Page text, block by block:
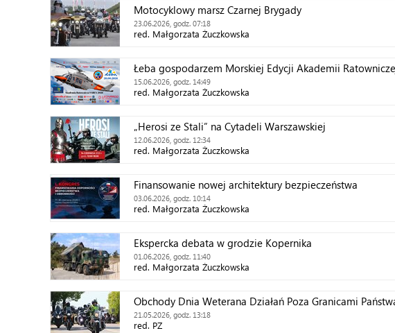
Motocyklowy marsz Czarnej Brygady
23.06.2026, godz. 07:18
red. Małgorzata Żuczkowska
Łeba gospodarzem Morskiej Edycji Akademii
15.06.2026, godz. 14:49
red. Małgorzata Żuczkowska
„Herosi ze Stali” na Cytadeli Warszawskiej
12.06.2026, godz. 12:34
red. Małgorzata Żuczkowska
Finansowanie nowej architektury bezpieczeństwa
03.06.2026, godz. 10:14
red. Małgorzata Żuczkowska
Ekspercka debata w grodzie Kopernika
01.06.2026, godz. 11:40
red. Małgorzata Żuczkowska
Obchody Dnia Weterana Działań Poza Granicami
21.05.2026, godz. 13:18
red. PZ